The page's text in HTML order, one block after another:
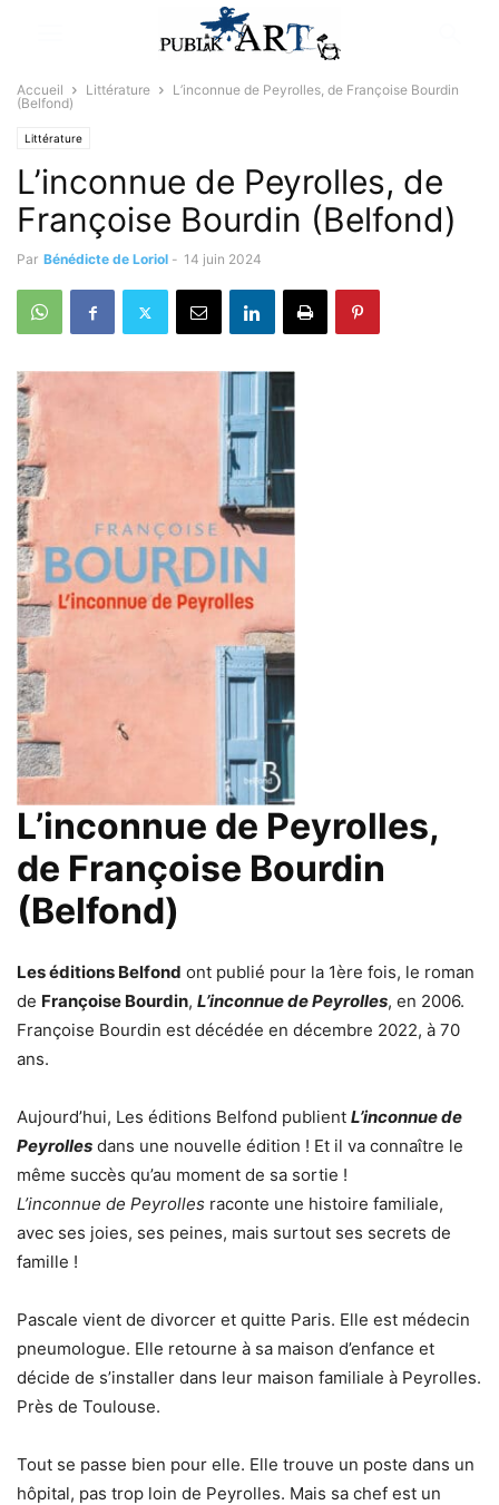
Accueil Littérature
L’inconnue de Peyrolles, de Françoise Bourdin
(Belfond)
Littérature
L’inconnue de Peyrolles, de
Françoise Bourdin (Belfond)
Par Bénédicte de Loriol - 14 juin 2024
L’inconnue de Peyrolles,
de Françoise Bourdin
(Belfond)
Les éditions Belfond ont publié pour la 1ère fois, le roman
de Françoise Bourdin, L’inconnue de Peyrolles, en 2006.
Françoise Bourdin est décédée en décembre 2022, à 70
ans.
Aujourd’hui, Les éditions Belfond publient L’inconnue de
Peyrolles dans une nouvelle édition ! Et il va connaître le
même succès qu’au moment de sa sortie !
L’inconnue de Peyrolles raconte une histoire familiale,
avec ses joies, ses peines, mais surtout ses secrets de
famille !
Pascale vient de divorcer et quitte Paris. Elle est médecin
pneumologue. Elle retourne à sa maison d’enfance et
décide de s’installer dans leur maison familiale à Peyrolles.
Près de Toulouse.
Tout se passe bien pour elle. Elle trouve un poste dans un
hôpital, pas trop loin de Peyrolles. Mais sa chef est un